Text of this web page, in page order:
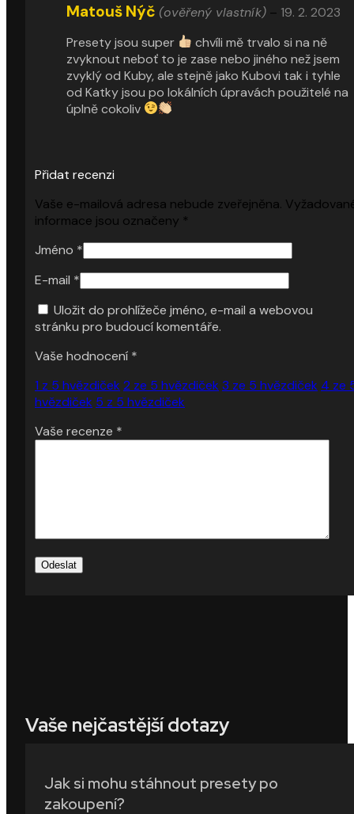
Matouš Nýč (ověřený vlastník) – 19. 2. 2023
Presety jsou super
chvíli mě trvalo si na ně
zvyknout neboť to je zase nebo jiného než jsem
zvyklý od Kuby, ale stejně jako Kubovi tak i tyhle
od Katky jsou po lokálních úpravách použitelé na
úplně cokoliv
Přidat recenzi
Vaše e-mailová adresa nebude zveřejněna.
informace jsou označeny *
Jméno *
E-mail *
Uložit do prohlížeče jméno, e-mail a webovou
stránku pro budoucí komentáře.
Vaše hodnocení *
1 z 5 hvězdiček 2 ze 5 hvězdiček 3 ze 5 hvězdiček 4 ze
hvězdiček 5 z 5 hvězdiček
Vaše recenze *
Vaše nejčastější dotazy
Jak si mohu stáhnout presety po
zakoupení?